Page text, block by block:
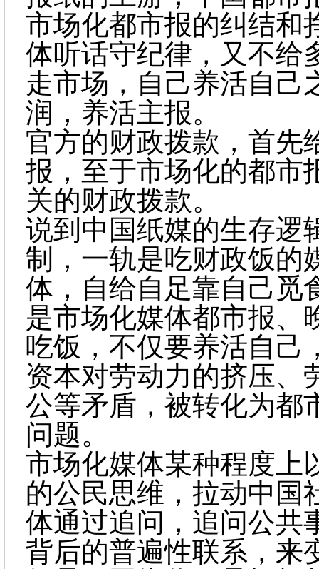
市场化都市报的纠结和
体听话守纪律，又不给
走市场，自己养活自己
润，养活主报。
官方的财政拨款，首先
报，至于市场化的都市
关的财政拨款。
说到中国纸媒的生存逻
制，一轨是吃财政饭的
体，自给自足靠自己觅
是市场化媒体都市报、
吃饭，不仅要养活自己
资本对劳动力的挤压、
公等矛盾，被转化为都
问题。
市场化媒体某种程度上
的公民思维，拉动中国
体通过追问，追问公共
背后的普遍性联系，来